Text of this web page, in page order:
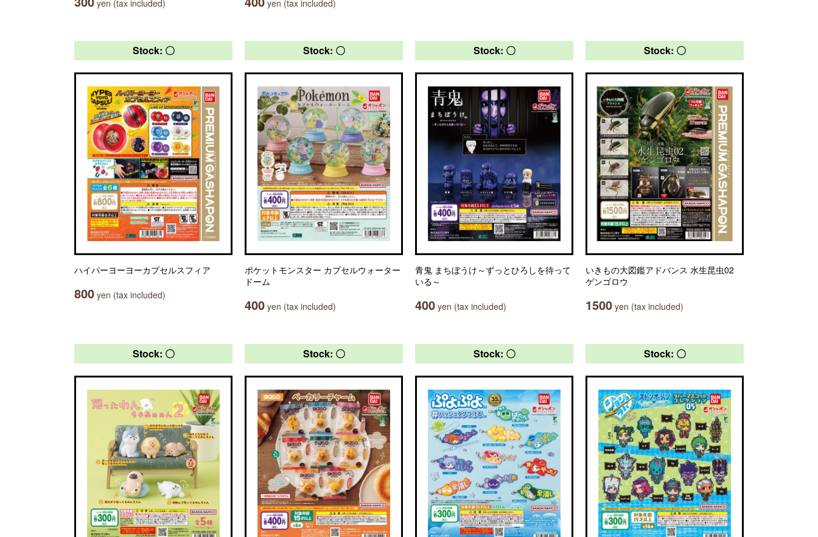
yen (tax included) yen (tax included)
Stock: 〇
ハイパーヨーヨーカプセルスフィア
800 yen (tax included)
Stock: 〇
ポケットモンスター カプセルウォーター
ドーム
400 yen (tax included)
Stock: 〇
青鬼 まちぼうけ～ずっとひろしを待って
いる～
400 yen (tax included)
Stock: 〇
いきもの大図鑑アドバンス 水生昆虫02
ゲンゴロウ
1500 yen (tax included)
Stock: 〇 Stock: 〇 Stock: 〇 Stock: 〇